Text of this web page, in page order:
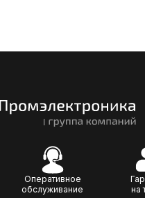
Оперативное
обслуживание
на